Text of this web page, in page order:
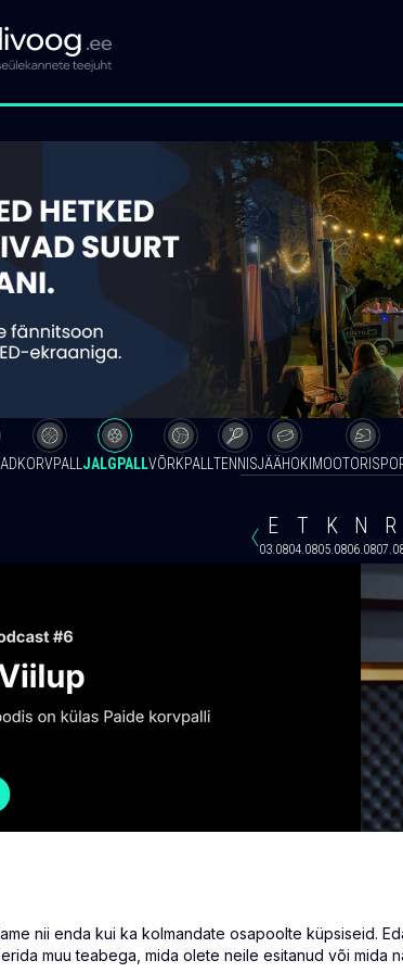
KORVPALL JALGPALLVÕRKPALL TENNISJÄÄHOKI
E
03.08
T
04.08
K
05.08
N
06.08
R
1. eelring: FC RFS - Tallinna FCI Levadia
nii enda kui ka kolmandate osapoolte küpsiseid.
muu teabega, mida olete neile esitanud või mida